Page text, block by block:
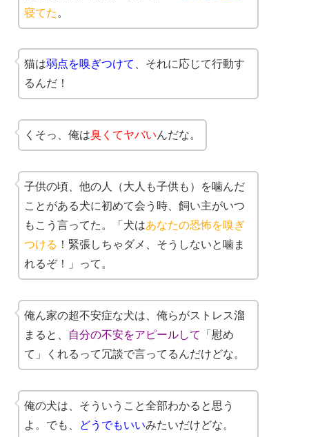
寝てた 。
猫は弱点を嗅ぎつけて 、それに応じて行動す
るんだ！
くそっ、俺は臭くてヤバいんだな。
子供の頃、他の人（大人も子供も）を噛んだ
ことがある犬に初めて会う時、飼い主がいつ
もこう言ってた。「犬はあなたの恐怖を嗅ぎ
つける ！緊張しちゃダメ、そうしないと噛ま
れるぞ！」って。
俺ん家の超不安症な犬は、俺らがストレス溜
まると、
自分の不安をアピールして
「慰め
て」くれるって冗談で言ってるんだけどな。
俺の犬は、そういうこと全部わかると思う
よ。でも、
どうでもいいみたいだけどな。